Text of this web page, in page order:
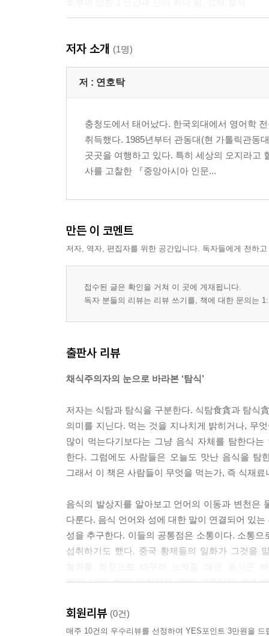
최후의 만찬 2 참을 수 없는 씹는 즐거움
6 속이거나 죽이거나 때로는 전쟁까지도:
7 네덜란드는 어째서 몰루카 제도에 미식의 ‘정향
미식의 신천지 2 향신료와 서구 식민주의
8 생존과 존엄의 경계에서 벌어진 인간 잔혹사, 식
호위 무사 코미타투스와 그들의 음식, 의리
10 식욕으로 확인하는 ‘살아 있음’의 기쁨:
충성과 복종의 음식
별별 디저트, 황홀한 맛의 향연
13 인류가 중독된 소금기와 감칠맛의 비밀:
짠맛 예찬 세상의 빛, 소금
14 이시스 여신에서부터 예술가들을 매료시킨 깊
세상에서 가장 고귀한 음식, 모유
15 ‘젖과 꿀이 흐르는 땅’과 유목민들의 생명수:
신의 선물, 젖
16 죽음에 이르는 첫 번째 큰 죄 폭식, 먹어도 너무
폭식과 대식 그리고 단식
저자 소개 (1명)
저 : 연호탁
충청도에서 태어났다. 한국외대에서 영어학
취득했다. 1985년부터 관동대(현 가톨릭관동
곳곳을 여행하고 있다. 특히 세상의 오지라고
사를 고찰한 『중앙아시아 인문...
만든 이 코멘트
저자, 역자, 편집자를 위한 공간입니다. 독자들에게 전하
접수된 글은 확인을 거쳐 이 곳에 게재됩니다.
독자 분들의 리뷰는 리뷰 쓰기를, 책에 대한 문의는
출판사 리뷰
채식주의자의 눈으로 바라본 ‘탐식’
저자는 식탐과 탐식을 구분한다. 식탐食貪과 탐식
의미를 지닌다. 먹는 것을 지나치게 밝히거나, 무
많이 먹는다기보다는 그냥 음식 자체를 탐한다
한다. 그럼에도 사람들은 오늘도 맛난 음식을 탐
그래서 이 책은 사람들이 무엇을 먹는가, 즉 식재
음식의 발상지를 알아보고 언어의 이동과 변천은
다룬다. 음식 언어와 성에 대한 말이 연결되어 있
성을 추구한다. 이들의 공통점은 소통이다. 소통
섭취하기도 했다. 중국 황제들의 일화가 그것을
생겨나기도 했다. 만한전석, 만두, 크루아상, 불스
인간은 종교를 떠나 살 수 없다. 어떤 종교든 숭
섭취한다. 종교에 따라 신을 위해 바치는 신들의
회원리뷰 (0건)
매주 10건의 우수리뷰를 선정하여 YES포인트 3만원을 드